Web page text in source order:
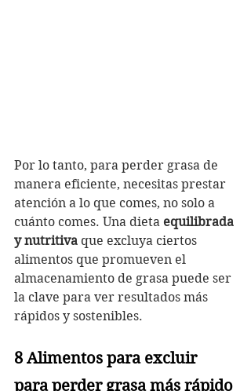
Por lo tanto, para perder grasa de
manera eficiente, necesitas prestar
atención a lo que comes, no solo a
cuánto comes. Una dieta equilibrada
y nutritiva que excluya ciertos
alimentos que promueven el
almacenamiento de grasa puede ser
la clave para ver resultados más
rápidos y sostenibles.
8 Alimentos para excluir
para perder grasa más rápido